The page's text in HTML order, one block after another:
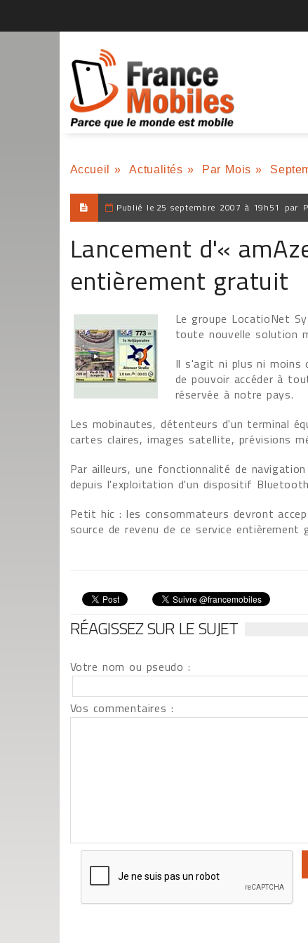
Accueil » Actualités » Par Mois »
Publié le 25 septembre 2007 à 19h51 par
Lancement d'«
entièrement gratuit
Le groupe LocatioNet
toute nouvelle solution
Il s'agit ni plus ni moins
de pouvoir accéder à
réservée à notre pays.
Les mobinautes, détenteurs d'un terminal
cartes claires, images satellite, prévisions
Par ailleurs, une fonctionnalité de
depuis l'exploitation d'un dispositif
Petit hic : les consommateurs devront
source de revenu de ce service entièrement
RÉAGISSEZ SUR LE SUJET
Votre nom ou pseudo :
Vos commentaires :